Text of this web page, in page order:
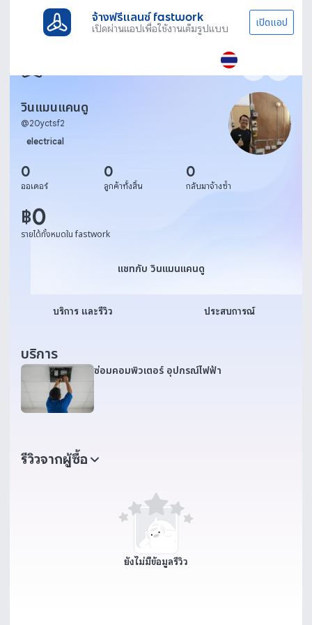
จ้างฟรีแลนซ์ fastwork
เปิดผ่านแอปเพื่อใช้งานเต็มรูปแบบ เปิดแอป
วินแมนแคนดู
@20yctsf2
electrical
0
ออเดอร์
0
ลูกค้าทั้งสิ้น
0
กลับมาจ้างซ้ำ
฿0
รายได้ทั้งหมดใน fastwork
แชทกับ วินแมนแคนดู
แชทกับ วินแมนแคนดู
บริการ และรีวิว ประสบการณ์
บริการ
ซ่อมคอมพิวเตอร์ อุปกรณ์ไฟฟ้า
รีวิวจากผู้ซื้อ
ยังไม่มีข้อมูลรีวิว